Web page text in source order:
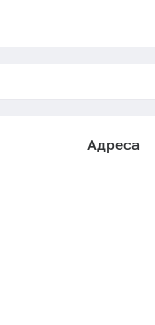
Адреса